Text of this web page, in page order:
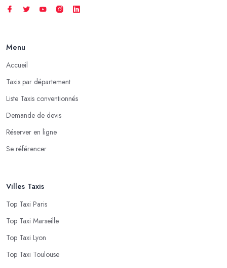
Menu
Accueil
Taxis par département
Liste Taxis conventionnés
Demande de devis
Réserver en ligne
Se référencer
Villes Taxis
Top Taxi Paris
Top Taxi Marseille
Top Taxi Lyon
Top Taxi Toulouse